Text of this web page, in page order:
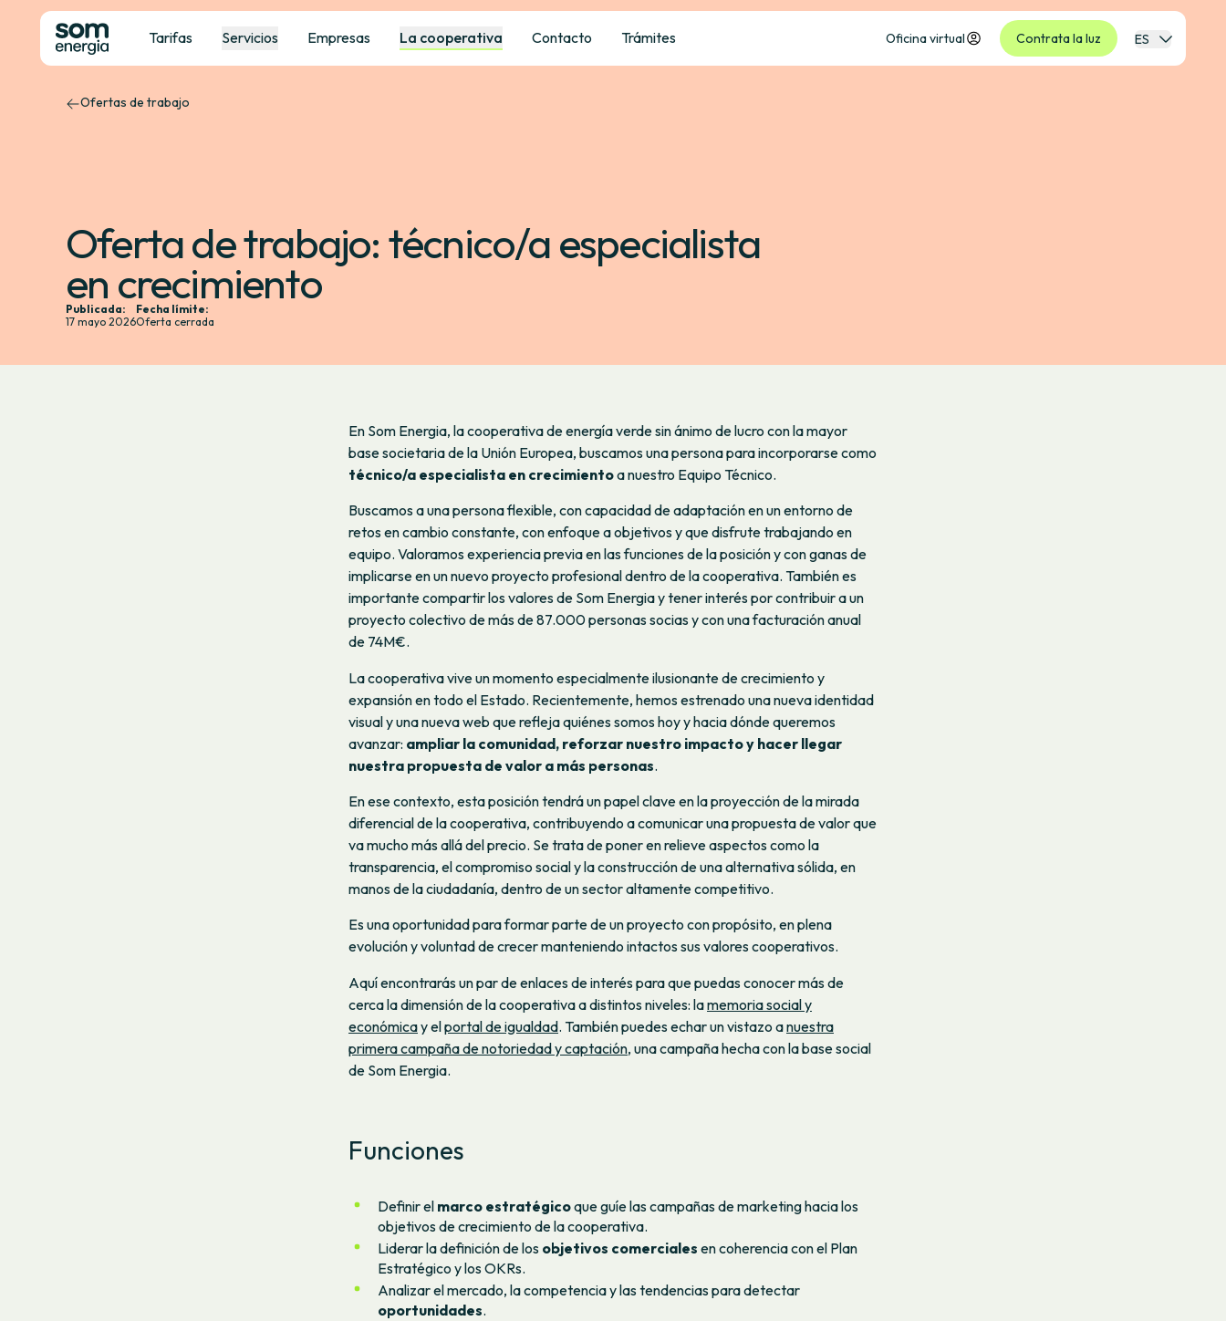
Tarifas Servicios Empresas La cooperativa Contacto Trámites Oficina virtual Contrata la luz ES
Ofertas de trabajo
Oferta de trabajo: técnico/a especialista
en crecimiento
Publicada:
17 mayo 2026
Fecha límite:
Oferta cerrada
En Som Energia, la cooperativa de energía verde sin ánimo de lucro con la mayor
base societaria de la Unión Europea, buscamos una persona para incorporarse como
técnico/a especialista en crecimientoa nuestro Equipo Técnico.
Buscamos a una persona flexible, con capacidad de adaptación en un entorno de
retos en cambio constante, con enfoque a objetivos y que disfrute trabajando en
equipo. Valoramos experiencia previa en las funciones de la posición y con ganas de
implicarse en un nuevo proyecto profesional dentro de la cooperativa. También es
importante compartir los valores de Som Energia y tener interés por contribuir a un
proyecto colectivo de más de 87.000 personas socias y con una facturación anual
de 74M€.
La cooperativa vive un momento especialmente ilusionante de crecimiento y
expansión en todo el Estado. Recientemente, hemos estrenado una nueva identidad
visual y una nueva web que refleja quiénes somos hoy y hacia dónde queremos
avanzar: ampliar la comunidad, reforzar nuestro impacto y hacer llegar
nuestra propuesta de valor a más personas.
En ese contexto, esta posición tendrá un papel clave en la proyección de la mirada
diferencial de la cooperativa, contribuyendo a comunicar una propuesta de valor que
va mucho más allá del precio. Se trata de poner en relieve aspectos como la
transparencia, el compromiso social y la construcción de una alternativa sólida, en
manos de la ciudadanía, dentro de un sector altamente competitivo.
Es una oportunidad para formar parte de un proyecto con propósito, en plena
evolución y voluntad de crecer manteniendo intactos sus valores cooperativos.
Aquí encontrarás un par de enlaces de interés para que puedas conocer más de
cerca la dimensión de la cooperativa a distintos niveles: lamemoria social y
económicay elportal de igualdad. También puedes echar un vistazo anuestra
primera campaña de notoriedad y captación, una campaña hecha con la base social
de Som Energia.
Funciones
Definir el marco estratégicoque guíe las campañas de marketing hacia los
objetivos de crecimiento de la cooperativa.
Liderar la definición de los objetivos comerciales en coherencia con el Plan
Estratégico y los OKRs.
Analizar el mercado, la competencia y las tendencias para detectar
oportunidades.